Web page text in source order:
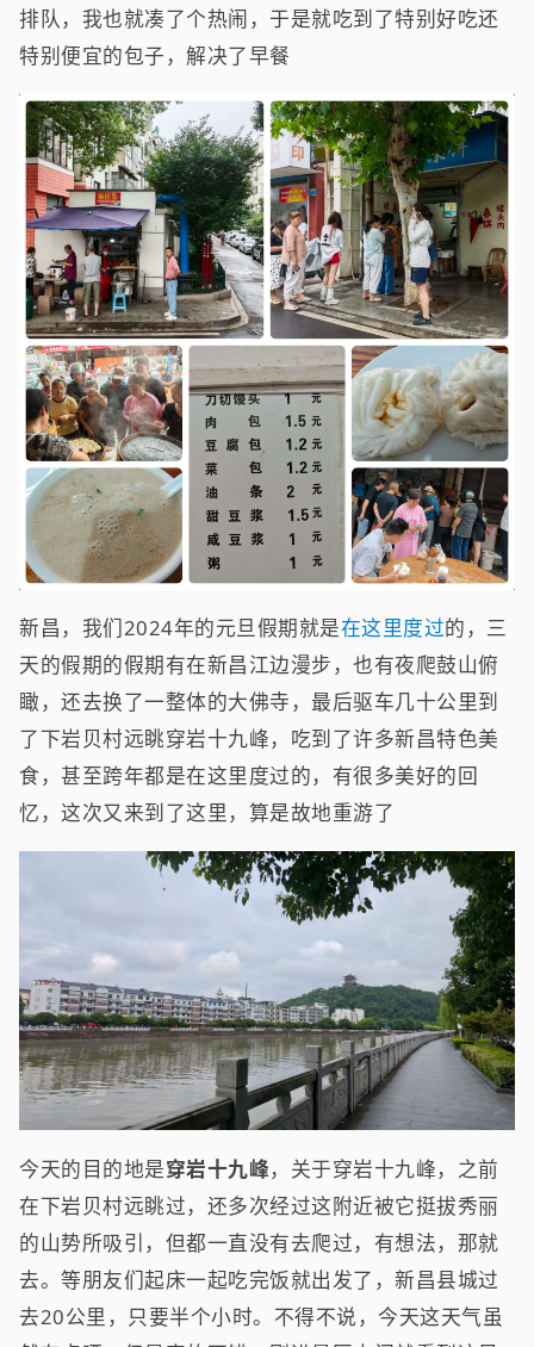
排队，我也就凑了个热闹，于是就吃到了特别好吃还
特别便宜的包子，解决了早餐
新昌，我们2024年的元旦假期就是在这里度过的，三
天的假期的假期有在新昌江边漫步，也有夜爬鼓山俯
瞰，还去换了一整体的大佛寺，最后驱车几十公里到
了下岩贝村远眺穿岩十九峰，吃到了许多新昌特色美
食，甚至跨年都是在这里度过的，有很多美好的回
忆，这次又来到了这里，算是故地重游了
今天的目的地是穿岩十九峰，关于穿岩十九峰，之前
在下岩贝村远眺过，还多次经过这附近被它挺拔秀丽
的山势所吸引，但都一直没有去爬过，有想法，那就
去。等朋友们起床一起吃完饭就出发了，新昌县城过
去20公里，只要半个小时。不得不说，今天这天气虽